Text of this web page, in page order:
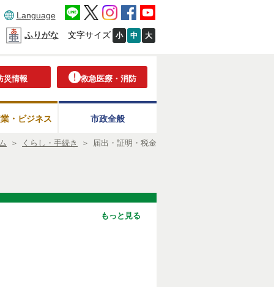
Language
ふりがな 文字サイズ 小 中 大
災情報 救急医療・消防
・ビジネス 市政全般
＞ くらし・手続き ＞ 届出・証明・税金
もっと見る